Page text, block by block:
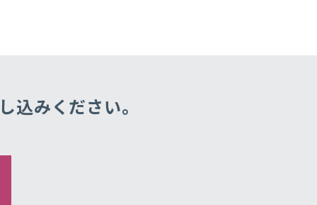
込みください。